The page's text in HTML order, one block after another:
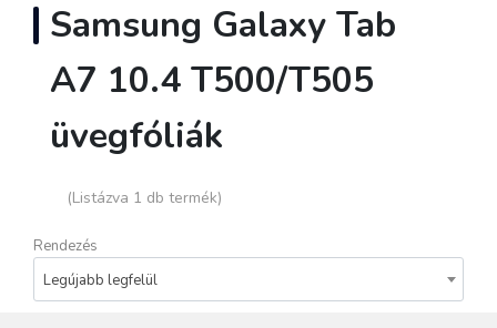
Samsung Galaxy Tab
A7 10.4 T500/T505
üvegfóliák
(Listázva 1 db termék)
Rendezés
Legújabb legfelül